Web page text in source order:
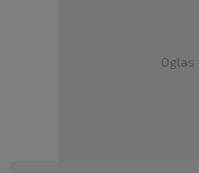
Oglas